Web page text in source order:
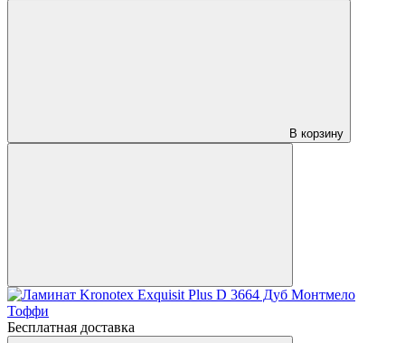
В корзину
Бесплатная доставка